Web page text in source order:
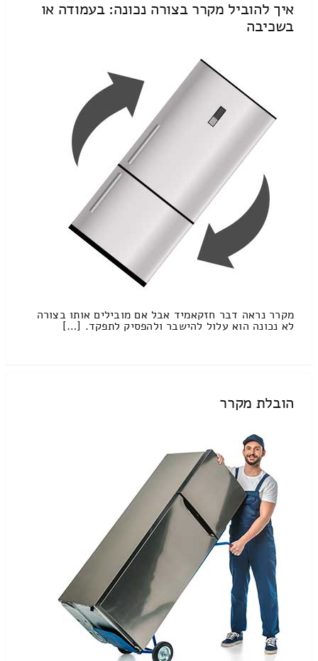
איך להוביל מקרר בצורה נכונה: בעמודה או
בשכיבה
מקרר נראה דבר חזקאמיד אבל אם מובילים אותו בצורה
לא נכונה הוא עלול להישבר ולהפסיק לתפקד. […]
הובלת מקרר